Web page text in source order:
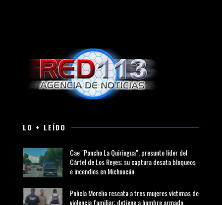
LO + LEÍDO
Cae "Poncho La Quiringua", presunto líder del
Cártel de Los Reyes; su captura desata bloqueos
e incendios en Michoacán
Policía Morelia rescata a tres mujeres víctimas de
violencia familiar; detiene a hombre armado